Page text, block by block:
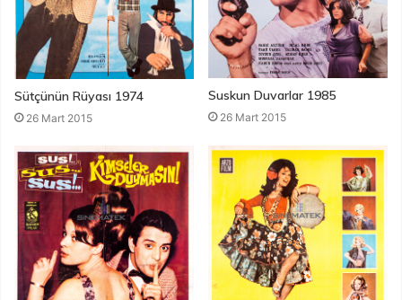
Sütçünün Rüyası 1974
26 Mart 2015
Suskun Duvarlar 1985
26 Mart 2015